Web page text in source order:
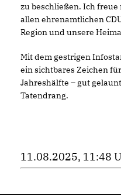
zu beschließen. Ich
allen ehrenamtlichen
Region und unsere
Mit dem gestrigen
ein sichtbares Zeichen
Jahreshälfte – gut
Tatendrang.
11.08.2025, 11:48